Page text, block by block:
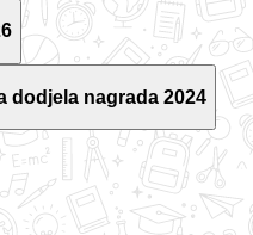
dodjela nagrada 2024